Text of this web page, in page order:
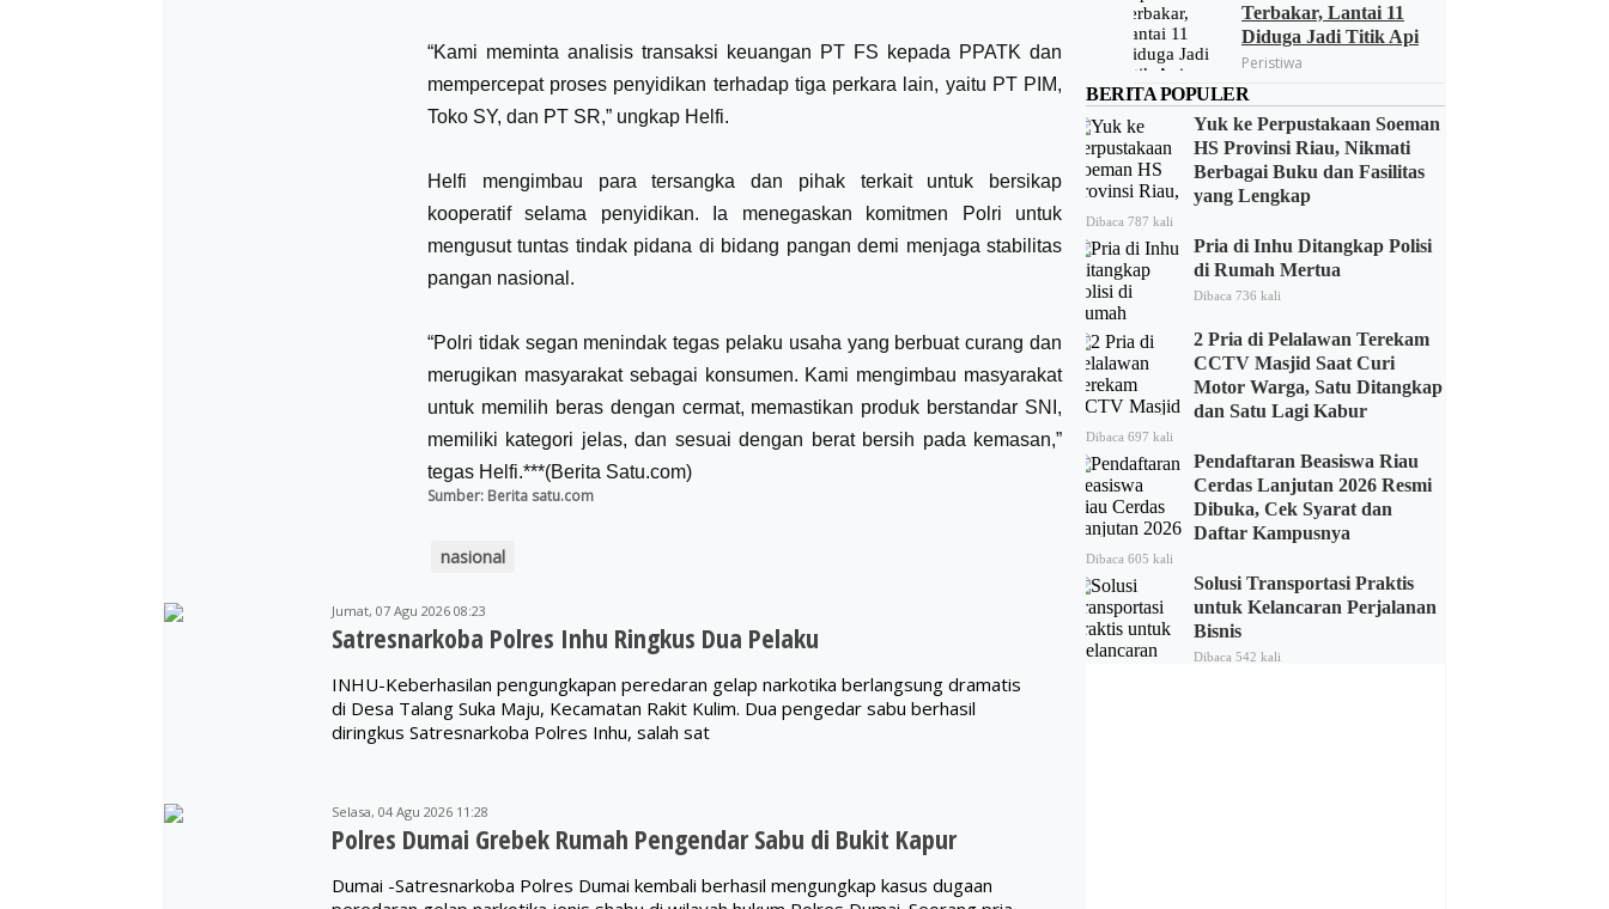
“Kami meminta analisis transaksi keuangan PT FS kepada PPATK dan
mempercepat proses penyidikan terhadap tiga perkara lain, yaitu PT PIM,
Toko SY, dan PT SR,” ungkap Helfi.
Helfi mengimbau para tersangka dan pihak terkait untuk bersikap
kooperatif selama penyidikan. Ia menegaskan komitmen Polri untuk
mengusut tuntas tindak pidana di bidang pangan demi menjaga stabilitas
pangan nasional.
“Polri tidak segan menindak tegas pelaku usaha yang berbuat curang dan
merugikan masyarakat sebagai konsumen. Kami mengimbau masyarakat
untuk memilih beras dengan cermat, memastikan produk berstandar SNI,
memiliki kategori jelas, dan sesuai dengan berat bersih pada kemasan,”
tegas Helfi.***(Berita Satu.com)
Sumber: Berita satu.com
nasional
Jumat, 07 Agu 2026 08:23
Satresnarkoba Polres Inhu Ringkus Dua Pelaku
INHU-Keberhasilan pengungkapan peredaran gelap narkotika berlangsung dramatis
di Desa Talang Suka Maju, Kecamatan Rakit Kulim. Dua pengedar sabu berhasil
diringkus Satresnarkoba Polres Inhu, salah sat
Selasa, 04 Agu 2026 11:28
Polres Dumai Grebek Rumah Pengendar Sabu di Bukit Kapur
Dumai -Satresnarkoba Polres Dumai kembali berhasil mengungkap kasus dugaan
Terbakar, Lantai 11
Diduga Jadi Titik Api
Peristiwa
BERITA POPULER
Yuk ke Perpustakaan Soeman
HS Provinsi Riau, Nikmati
Berbagai Buku dan Fasilitas
yang Lengkap
Dibaca 787 kali
Pria di Inhu Ditangkap Polisi
di Rumah Mertua
Dibaca 736 kali
2 Pria di Pelalawan Terekam
CCTV Masjid Saat Curi
Motor Warga, Satu Ditangkap
dan Satu Lagi Kabur
Dibaca 697 kali
Pendaftaran Beasiswa Riau
Cerdas Lanjutan 2026 Resmi
Dibuka, Cek Syarat dan
Daftar Kampusnya
Dibaca 605 kali
Solusi Transportasi Praktis
untuk Kelancaran Perjalanan
Bisnis
Dibaca 542 kali